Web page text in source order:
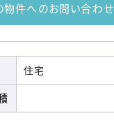
物件へのお問い合わせ
住宅